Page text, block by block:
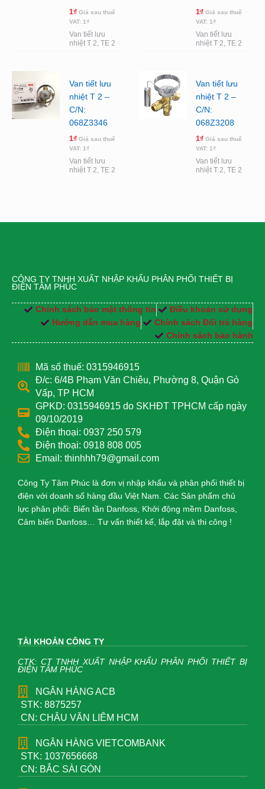
1₫ Giá sau thuế
VAT: 1₫
Van tiết lưu
nhiệt T 2, TE 2
1₫ Giá sau thuế
VAT: 1₫
Van tiết lưu
nhiệt T 2, TE 2
Van tiết lưu
nhiệt T 2 –
C/N:
068Z3346
1₫ Giá sau thuế
VAT: 1₫
Van tiết lưu
nhiệt T 2, TE 2
Van tiết lưu
nhiệt T 2 –
C/N:
068Z3208
1₫ Giá sau thuế
VAT: 1₫
Van tiết lưu
nhiệt T 2, TE 2
CÔNG TY TNHH XUẤT NHẬP KHẨU PHÂN PHỐI THIẾT BỊ
ĐIỆN TÂM PHÚC
Chính sách bảo mật thông tin
Điều khoản sử dụng
Hướng dẫn mua hàng
Chính sách Đổi trả hàng
Chính sách bảo hành
Mã số thuế: 0315946915
Đ/c: 6/4B Phạm Văn Chiêu, Phường 8, Quận Gò
Vấp, TP HCM
GPKD: 0315946915 do SKHĐT TPHCM cấp ngày
09/10/2019
Điện thoại: 0937 250 579
Điện thoại: 0918 808 005
Email: thinhhh79@gmail.com
Công Ty Tâm Phúc là đơn vị nhập khẩu và phân phối thiết bị
điện với doanh số hàng đầu Việt Nam. Các Sản phẩm chủ
lực phân phối: Biến tần Danfoss, Khởi động mềm Danfoss,
Cảm biến Danfoss… Tư vấn thiết kế, lắp đặt và thi công !
TÀI KHOẢN CÔNG TY
CTK: CT TNHH XUẤT NHẬP KHẨU PHÂN PHỐI THIẾT BỊ
ĐIỆN TÂM PHÚC
NGÂN HÀNG ACB
STK: 8875257
CN: CHÂU VĂN LIÊM HCM
NGÂN HÀNG VIETCOMBANK
STK: 1037656668
CN: BẮC SÀI GÒN